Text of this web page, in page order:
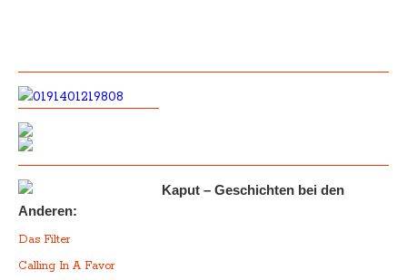
Kaput – Geschichten bei den
Anderen:
Das Filter
Calling In A Favor